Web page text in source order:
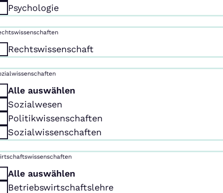
Psychologie
Rechtswissenschaft
Alle auswählen
Sozialwesen
Politikwissenschaften
Sozialwissenschaften
Alle auswählen
Betriebswirtschaftslehre